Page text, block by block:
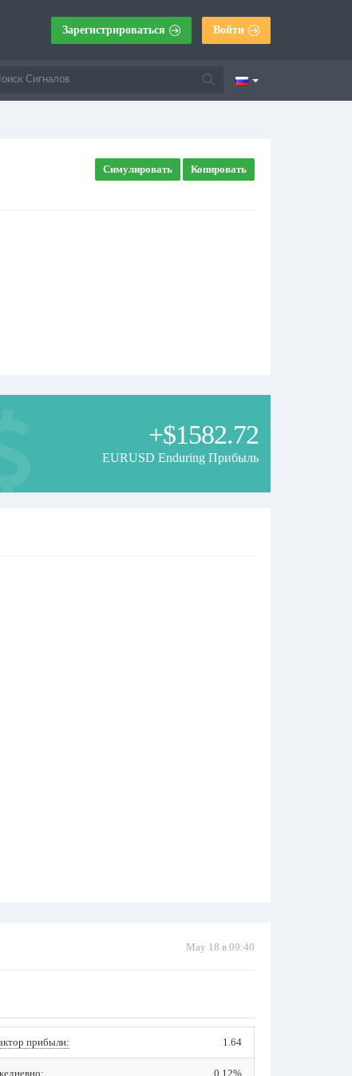
Зарегистрироваться Войти
Симулировать Копировать
+$1582.72
EURUSD Enduring Прибыль
May 18 в 09:40
прибыли: 1.64
0.12%